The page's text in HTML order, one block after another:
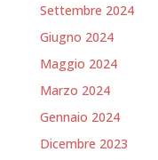
Settembre 2024
Giugno 2024
Maggio 2024
Marzo 2024
Gennaio 2024
Dicembre 2023